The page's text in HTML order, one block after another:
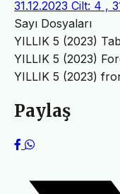
31.12.2023 Cilt: 4 ,
Sayı Dosyaları
YILLIK 5 (2023)
YILLIK 5 (2023)
YILLIK 5 (2023)
Paylaş